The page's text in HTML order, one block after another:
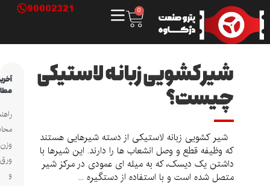
90002321
شیر کشویی زبانه لاستیکی
چیست؟
شیر کشویی زبانه لاستیکی از دسته شیرهایی هستند
که وظیفه قطع و وصل انشعاب ‌ها را دارند. این شیرها با
داشتن یک دیسک، که به میله ‌ای عمودی در مرکز شیر
متصل شده است و با استفاده از دستگیره ...
راهنمای